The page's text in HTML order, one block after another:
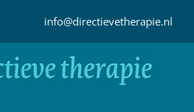
info@directievetherapie.nl